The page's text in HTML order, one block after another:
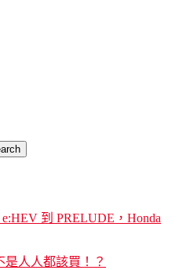
到 PRELUDE，Honda
是人人都該買！？